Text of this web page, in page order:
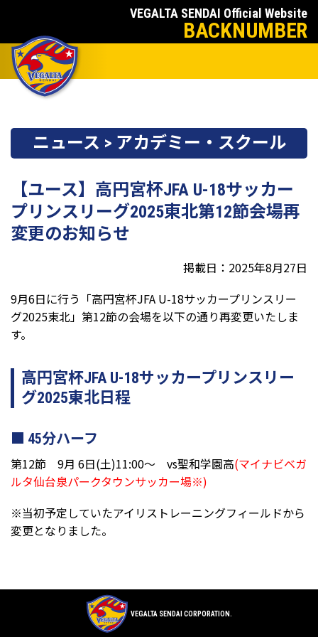
VEGALTA SENDAI Official Website
BACKNUMBER
ニュース > アカデミー・スクール
【ユース】高円宮杯JFA U-18サッカー
プリンスリーグ2025東北第12節会場再
変更のお知らせ
掲載日：2025年8月27日
9月6日に行う「高円宮杯JFA U-18サッカープリンスリー
グ2025東北」第12節の会場を以下の通り再変更いたしま
す。
高円宮杯JFA U-18サッカープリンスリー
グ2025東北日程
45分ハーフ
第12節 9月 6日(土)11:00～ vs聖和学園高(マイナビベガ
ルタ仙台泉パークタウンサッカー場※)
※当初予定していたアイリストレーニングフィールドから
変更となりました。
VEGALTA SENDAI CORPORATION.